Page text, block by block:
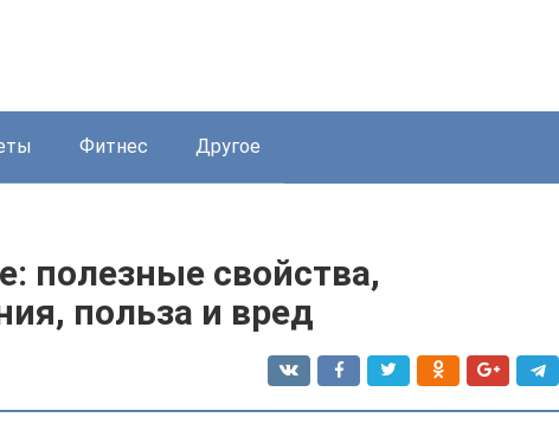
Фитнес Другое
полезные свойства,
польза и вред